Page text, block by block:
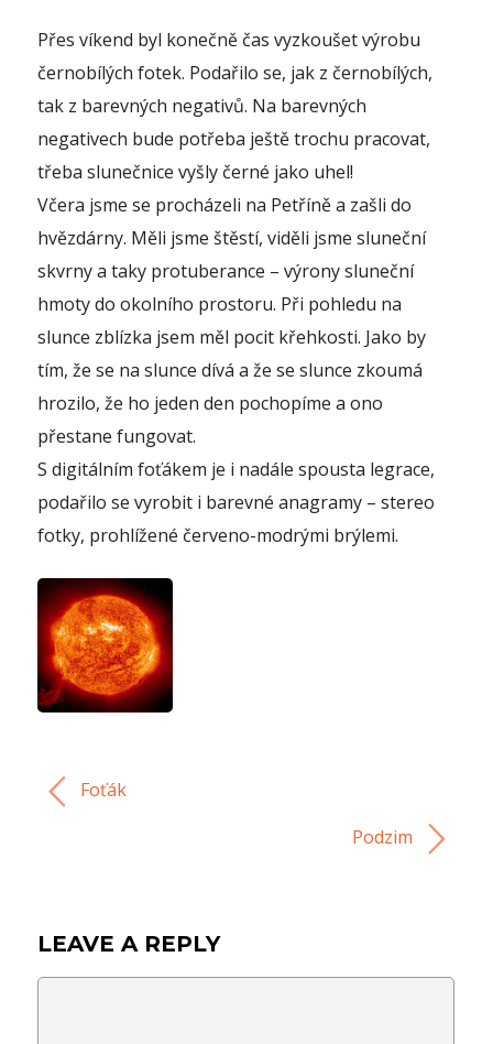
Přes víkend byl konečně čas vyzkoušet výrobu
černobílých fotek. Podařilo se, jak z černobílých,
tak z barevných negativů. Na barevných
negativech bude potřeba ještě trochu pracovat,
třeba slunečnice vyšly černé jako uhel!
Včera jsme se procházeli na Petříně a zašli do
hvězdárny. Měli jsme štěstí, viděli jsme sluneční
skvrny a taky protuberance – výrony sluneční
hmoty do okolního prostoru. Při pohledu na
slunce zblízka jsem měl pocit křehkosti. Jako by
tím, že se na slunce dívá a že se slunce zkoumá
hrozilo, že ho jeden den pochopíme a ono
přestane fungovat.
S digitálním foťákem je i nadále spousta legrace,
podařilo se vyrobit i barevné anagramy – stereo
fotky, prohlížené červeno-modrými brýlemi.
Foťák
Podzim
LEAVE A REPLY